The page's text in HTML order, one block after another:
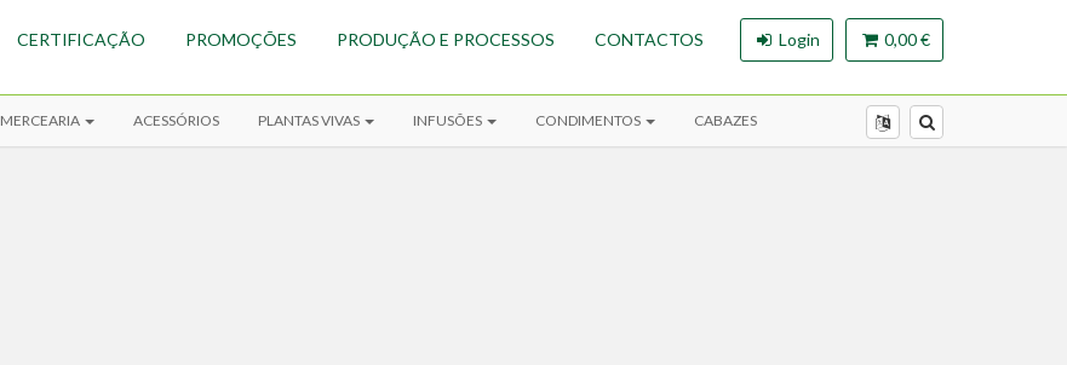
0,00 €
Login
CERTIFICAÇÃO PROMOÇÕES PRODUÇÃO E PROCESSOS CONTACTOS
MERCEARIA ACESSÓRIOS PLANTAS VIVAS INFUSÕES CONDIMENTOS CABAZES